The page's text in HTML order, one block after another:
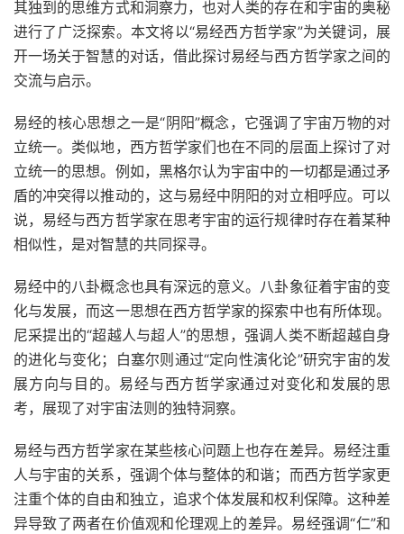
其独到的思维方式和洞察力，也对人类的存在和宇宙的奥秘
进行了广泛探索。本文将以“易经西方哲学家”为关键词，展
开一场关于智慧的对话，借此探讨易经与西方哲学家之间的
交流与启示。
易经的核心思想之一是“阴阳”概念，它强调了宇宙万物的对
立统一。类似地，西方哲学家们也在不同的层面上探讨了对
立统一的思想。例如，黑格尔认为宇宙中的一切都是通过矛
盾的冲突得以推动的，这与易经中阴阳的对立相呼应。可以
说，易经与西方哲学家在思考宇宙的运行规律时存在着某种
相似性，是对智慧的共同探寻。
易经中的八卦概念也具有深远的意义。八卦象征着宇宙的变
化与发展，而这一思想在西方哲学家的探索中也有所体现。
尼采提出的“超越人与超人”的思想，强调人类不断超越自身
的进化与变化；白塞尔则通过“定向性演化论”研究宇宙的发
展方向与目的。易经与西方哲学家通过对变化和发展的思
考，展现了对宇宙法则的独特洞察。
易经与西方哲学家在某些核心问题上也存在差异。易经注重
人与宇宙的关系，强调个体与整体的和谐；而西方哲学家更
注重个体的自由和独立，追求个体发展和权利保障。这种差
异导致了两者在价值观和伦理观上的差异。易经强调“仁”和